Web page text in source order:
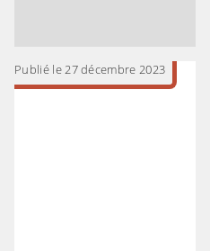
Publié le 27 décembre 2023